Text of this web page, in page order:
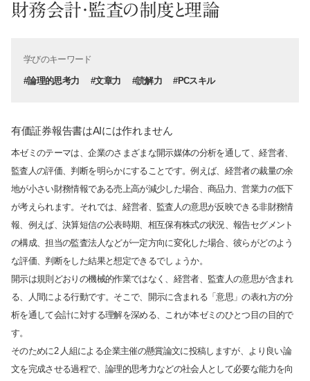
財務会計・監査の制度と理論
学びのキーワード
#論理的思考力 #文章力 #読解力 #PCスキル
有価証券報告書はAIには作れません
本ゼミのテーマは、企業のさまざまな開示媒体の分析を通して、経営者、
監査人の評価、判断を明らかにすることです。例えば、経営者の裁量の余
地が小さい財務情報である売上高が減少した場合、商品力、営業力の低下
が考えられます。それでは、経営者、監査人の意思が反映できる非財務情
報、例えば、決算短信の公表時期、相互保有株式の状況、報告セグメント
の構成、担当の監査法人などが一定方向に変化した場合、彼らがどのよう
な評価、判断をした結果と想定できるでしょうか。
開示は規則どおりの機械的作業ではなく、経営者、監査人の意思が含まれ
る、人間による行動です。そこで、開示に含まれる「意思」の表れ方の分
析を通して会計に対する理解を深める、これが本ゼミのひとつ目の目的で
す。
そのために2 人組による企業主催の懸賞論文に投稿しますが、より良い論
文を完成させる過程で、論理的思考力などの社会人として必要な能力を向